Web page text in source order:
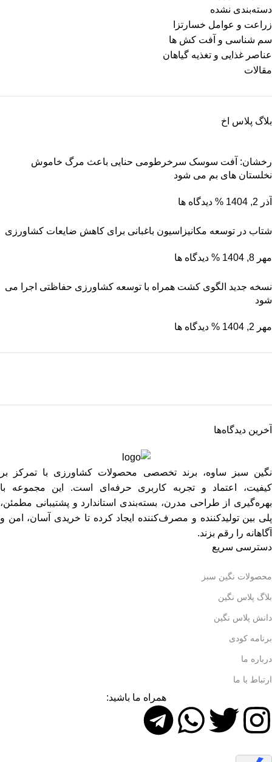
دسته‌بندی نشده
زراعت و عوامل خسارتزا
سم شناسی و آفت کش ها
عناصر غذایی و تغذیه گیاهان
مقالات
بلاگ پلاس اخ
رخشان: آفت سوسک سرخرطومی حنایی باعث مرگ خاموش
نخلستان های بم می شود
آذر 2, 1404 % دیدگاه ها
شتاب در توسعه مکانیزاسیون باغبانی برای کاهش ضایعات کشاورزی
مهر 8, 1404 % دیدگاه ها
نسخه جدید الگوی کشت همراه با توسعه کشاورزی حفاظتی اجرا می
شود
مهر 2, 1404 % دیدگاه ها
ریشه رشد، برگِ اعتماد
آخرین دیدگاه‌ها
نگین سبز ساوه، برند تخصصی محصولات کشاورزی با تمرکز بر
کیفیت، اعتماد و تجربه کاربری حرفه‌ای است. این مجموعه با
بهره‌گیری از طراحی مدرن، بسته‌بندی استاندارد و پشتیبانی مطمئن،
پلی بین تولیدکننده و مصرف‌کننده ایجاد کرده تا خریدی آسان، امن و
آگاهانه را رقم بزند.
دسترسی سریع
محصولات نگین سبز
بلاگ پلاس نگین
دانش پلاس نگین
برنامه کودی
درباره ما
ارتباط با ما
همراه ما باشید: